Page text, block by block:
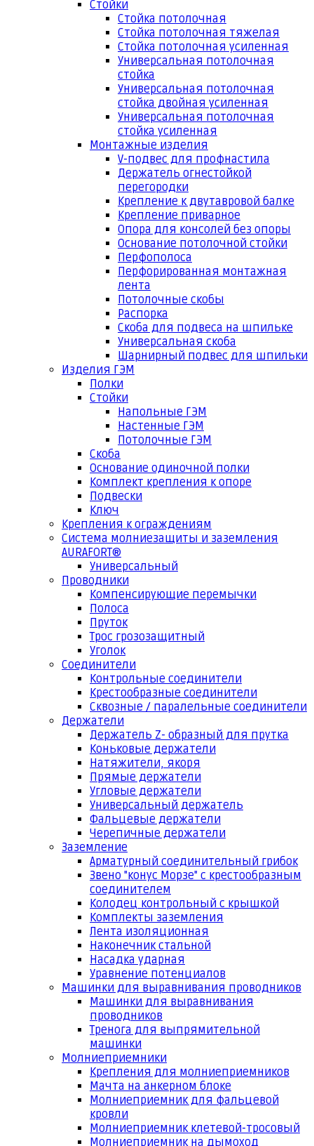
Стойки
Стойка потолочная
Стойка потолочная тяжелая
Стойка потолочная усиленная
Универсальная потолочная
стойка
Универсальная потолочная
стойка двойная усиленная
Универсальная потолочная
стойка усиленная
Монтажные изделия
V-подвес для профнастила
Держатель огнестойкой
перегородки
Крепление к двутавровой балке
Крепление приварное
Опора для консолей без опоры
Основание потолочной стойки
Перфополоса
Перфорированная монтажная
лента
Потолочные скобы
Распорка
Скоба для подвеса на шпильке
Универсальная скоба
Шарнирный подвес для шпильки
Изделия ГЭМ
Полки
Стойки
Напольные ГЭМ
Настенные ГЭМ
Потолочные ГЭМ
Скоба
Основание одиночной полки
Комплект крепления к опоре
Подвески
Ключ
Крепления к ограждениям
Система молниезащиты и заземления
AURAFORT®
Универсальный
Проводники
Компенсирующие перемычки
Полоса
Пруток
Трос грозозащитный
Уголок
Соединители
Контрольные соединители
Крестообразные соединители
Сквозные / паралельные соединители
Держатели
Держатель Z- образный для прутка
Коньковые держатели
Натяжители, якоря
Прямые держатели
Угловые держатели
Универсальный держатель
Фальцевые держатели
Черепичные держатели
Заземление
Арматурный соединительный грибок
Звено "конус Морзе" с крестообразным
соединителем
Колодец контрольный с крышкой
Комплекты заземления
Лента изоляционная
Наконечник стальной
Насадка ударная
Уравнение потенциалов
Машинки для выравнивания проводников
Машинки для выравнивания
проводников
Тренога для выпрямительной
машинки
Молниеприемники
Крепления для молниеприемников
Мачта на анкерном блоке
Молниеприемник для фальцевой
кровли
Молниеприемник клетевой-тросовый
Молниеприемник на дымоход